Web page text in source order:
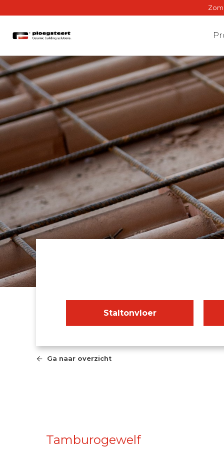
BrIQ-
Staltonvloer
Ga naar overzicht
Tamburogewelf